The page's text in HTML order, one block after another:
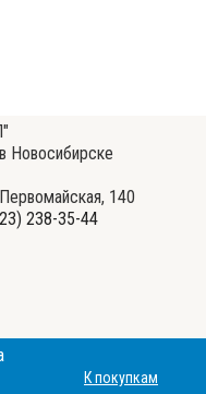
К покупкам
Новосибирске
140
238-35-44